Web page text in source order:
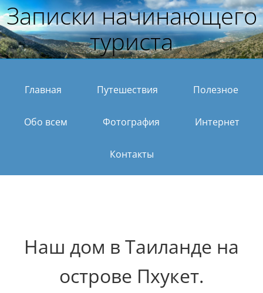
Записки начинающего
туриста
Главная Путешествия Полезное
Обо всем Фотография Интернет
Контакты
Наш дом в Таиланде на
острове Пхукет.